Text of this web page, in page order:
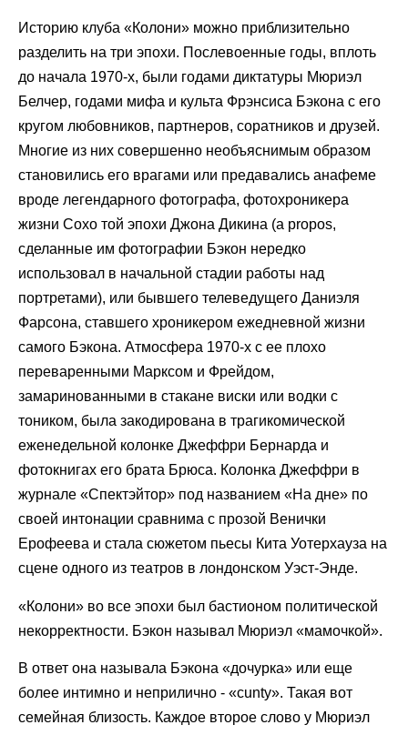
Историю клуба «Колони» можно приблизительно
разделить на три эпохи. Послевоенные годы, вплоть
до начала 1970-х, были годами диктатуры Мюриэл
Белчер, годами мифа и культа Фрэнсиса Бэкона с его
кругом любовников, партнеров, соратников и друзей.
Многие из них совершенно необъяснимым образом
становились его врагами или предавались анафеме
вроде легендарного фотографа, фотохроникера
жизни Сохо той эпохи Джона Дикина (a propos,
сделанные им фотографии Бэкон нередко
использовал в начальной стадии работы над
портретами), или бывшего телеведущего Даниэля
Фарсона, ставшего хроникером ежедневной жизни
самого Бэкона. Атмосфера 1970-х с ее плохо
переваренными Марксом и Фрейдом,
замаринованными в стакане виски или водки с
тоником, была закодирована в трагикомической
еженедельной колонке Джеффри Бернарда и
фотокнигах его брата Брюса. Колонка Джеффри в
журнале «Спектэйтор» под названием «На дне» по
своей интонации сравнима с прозой Венички
Ерофеева и стала сюжетом пьесы Кита Уотерхауза на
сцене одного из театров в лондонском Уэст-Энде.
«Колони» во все эпохи был бастионом политической
некорректности. Бэкон называл Мюриэл «мамочкой».
В ответ она называла Бэкона «дочурка» или еще
более интимно и неприлично - «cunty». Такая вот
семейная близость. Каждое второе слово у Мюриэл